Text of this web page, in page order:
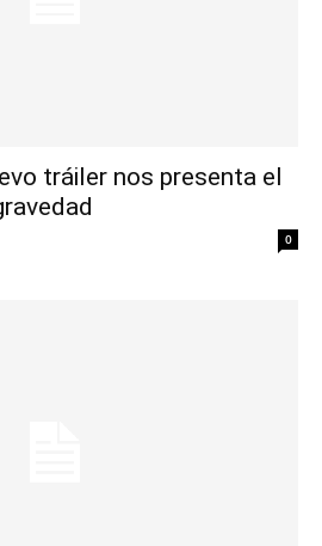
tráiler nos presenta el
0